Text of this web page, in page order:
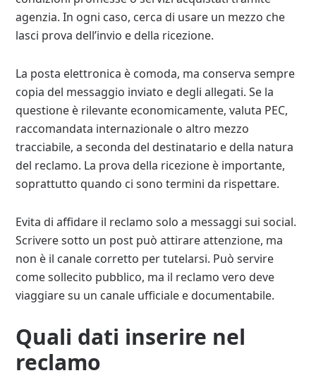
agenzia. In ogni caso, cerca di usare un mezzo che
lasci prova dell’invio e della ricezione.
La posta elettronica è comoda, ma conserva sempre
copia del messaggio inviato e degli allegati. Se la
questione è rilevante economicamente, valuta PEC,
raccomandata internazionale o altro mezzo
tracciabile, a seconda del destinatario e della natura
del reclamo. La prova della ricezione è importante,
soprattutto quando ci sono termini da rispettare.
Evita di affidare il reclamo solo a messaggi sui social.
Scrivere sotto un post può attirare attenzione, ma
non è il canale corretto per tutelarsi. Può servire
come sollecito pubblico, ma il reclamo vero deve
viaggiare su un canale ufficiale e documentabile.
Quali dati inserire nel
reclamo